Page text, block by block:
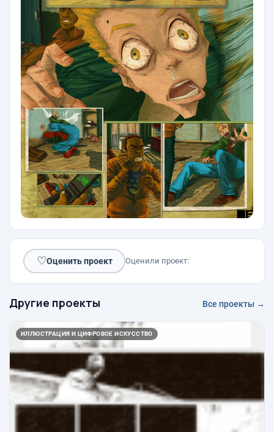
♡Оценить проект Оценили проект:
Другие проекты Все проекты →
ИЛЛЮСТРАЦИЯ И ЦИФРОВОЕ ИСКУССТВО